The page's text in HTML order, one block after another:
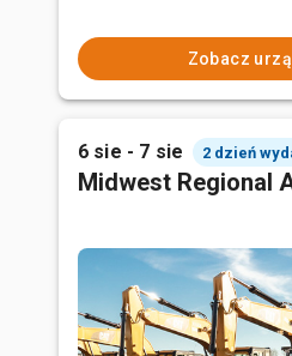
Zobacz
6 sie - 7 sie 2 dzień
Midwest Regional